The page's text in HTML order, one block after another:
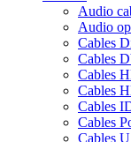
Audio
Audio
Cables
Cables
Cables
Cables
Cables
Cables
Cables